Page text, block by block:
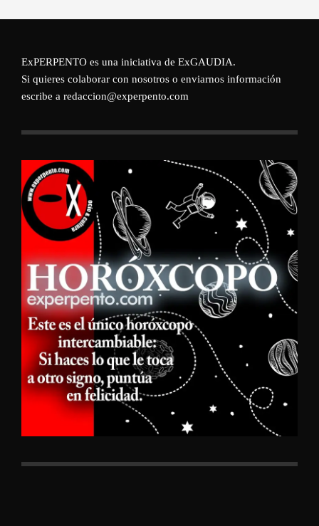
ExPERPENTO es una iniciativa de ExGAUDIA.
Si quieres colaborar con nosotros o enviarnos información
escribe a redaccion@experpento.com